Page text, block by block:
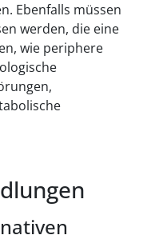
Ebenfalls müssen
werden, die eine
wie periphere